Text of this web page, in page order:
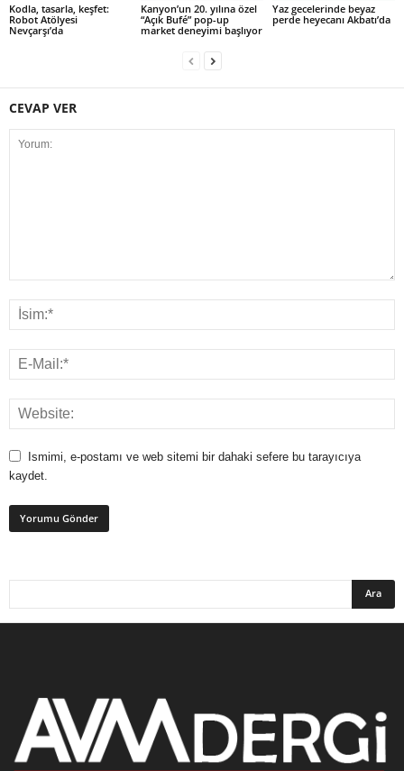
Kodla, tasarla, keşfet:
Robot Atölyesi
Nevçarşı’da
Kanyon’un 20. yılına özel
“Açık Bufé” pop-up
market deneyimi başlıyor
Yaz gecelerinde beyaz
perde heyecanı Akbatı’da
CEVAP VER
Ismimi, e-postamı ve web sitemi bir dahaki sefere bu tarayıcıya
kaydet.